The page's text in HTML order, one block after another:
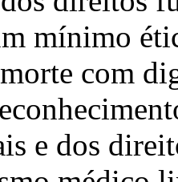
mínimo
com
e dos